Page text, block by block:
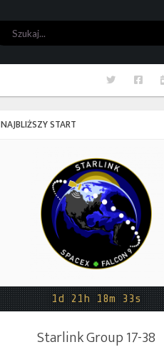
Szukaj
Twitter
NAJBLIŻSZY START
1d 21h 18m 33s
Starlink Group 17-38